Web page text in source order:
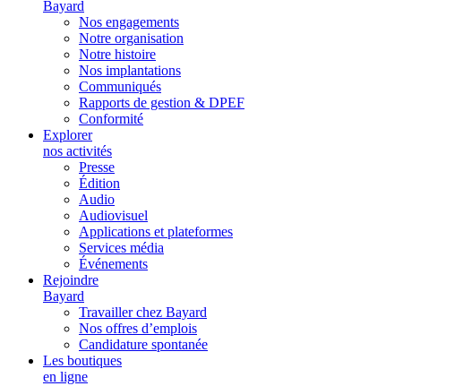
Bayard
Nos engagements
Notre organisation
Notre histoire
Nos implantations
Communiqués
Rapports de gestion & DPEF
Conformité
Explorer
nos activités
Presse
Édition
Audio
Audiovisuel
Applications et plateformes
Services média
Événements
Rejoindre
Bayard
Travailler chez Bayard
Nos offres d’emplois
Candidature spontanée
Les boutiques
en ligne